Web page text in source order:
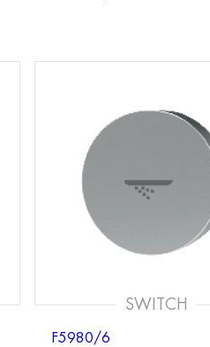
SWITCH
F5980/6